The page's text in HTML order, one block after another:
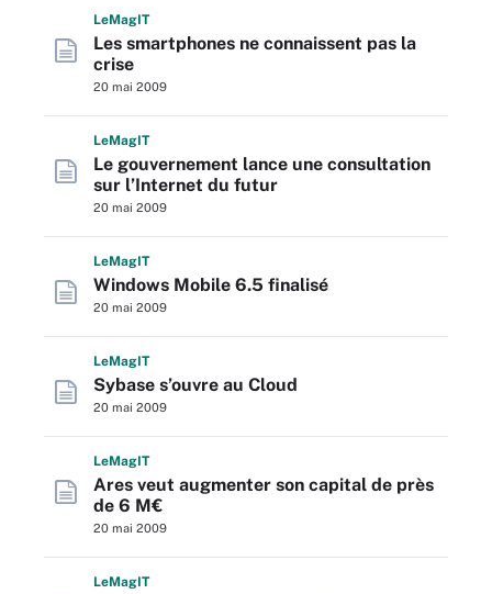
LeMagIT
Les smartphones ne connaissent pas la
crise
20 mai 2009
LeMagIT
Le gouvernement lance une consultation
sur l’Internet du futur
20 mai 2009
LeMagIT
Windows Mobile 6.5 finalisé
20 mai 2009
LeMagIT
Sybase s’ouvre au Cloud
20 mai 2009
LeMagIT
Ares veut augmenter son capital de près
de 6 M€
20 mai 2009
LeMagIT